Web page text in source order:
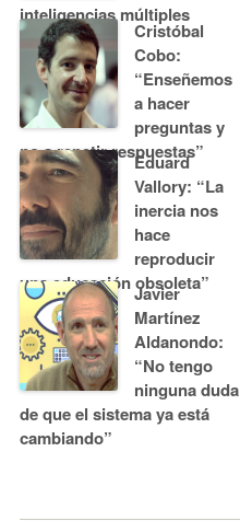
inteligencias múltiples
Cristóbal
Cobo:
“Enseñemos
a hacer
preguntas y
no a repetir respuestas”
Eduard
Vallory: “La
inercia nos
hace
reproducir
una educación obsoleta”
Javier
Martínez
Aldanondo:
“No tengo
ninguna duda
de que el sistema ya está
cambiando”